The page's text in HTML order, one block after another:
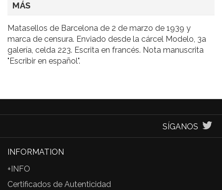
MÁS
Matasellos de Barcelona de 2 de marzo de 1939 y
marca de censura. Enviado desde la cárcel Modelo, 3a
galería, celda 223. Escrita en francés. Nota manuscrita
"Escribir en español".
SÍGANOS
INFORMATION
+INFO
Certificados de Autenticidad